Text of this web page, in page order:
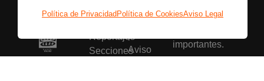
Política de Privacidad Política de CookiesAviso Legal
Entrevistas
Reportajes
SeccionesAviso
de todas las
importantes.